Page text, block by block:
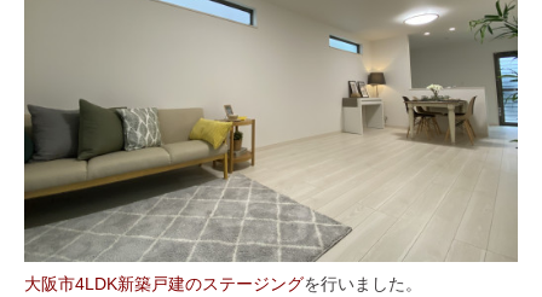
大阪市4LDK新築戸建のステージングを行いました。